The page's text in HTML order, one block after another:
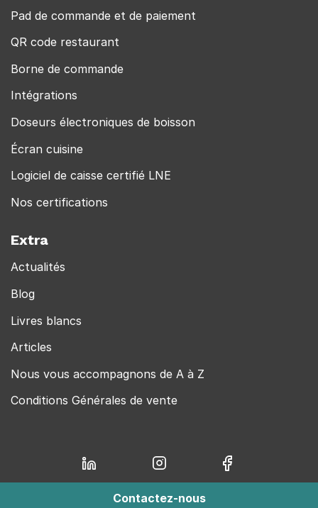
Pad de commande et de paiement
QR code restaurant
Borne de commande
Intégrations
Doseurs électroniques de boisson
Écran cuisine
Logiciel de caisse certifié LNE
Nos certifications
Extra
Actualités
Blog
Livres blancs
Articles
Nous vous accompagnons de A à Z
Conditions Générales de vente
Contactez-nous